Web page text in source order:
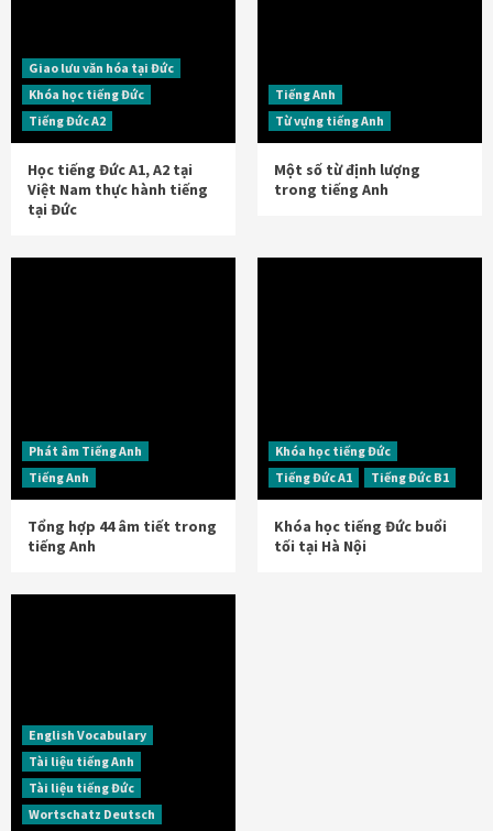
Giao lưu văn hóa tại Đức
Khóa học tiếng Đức
Tiếng Đức A2
Học tiếng Đức A1, A2 tại
Việt Nam thực hành tiếng
tại Đức
Tiếng Anh
Từ vựng tiếng Anh
Một số từ định lượng
trong tiếng Anh
Phát âm Tiếng Anh
Tiếng Anh
Tổng hợp 44 âm tiết trong
tiếng Anh
Khóa học tiếng Đức
Tiếng Đức A1
Tiếng Đức B1
Khóa học tiếng Đức buổi
tối tại Hà Nội
English Vocabulary
Tài liệu tiếng Anh
Tài liệu tiếng Đức
Wortschatz Deutsch